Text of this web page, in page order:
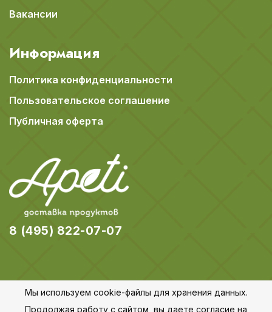
Вакансии
Информация
Политика конфиденциальности
Пользовательское соглашение
Публичная оферта
8 (495) 822-07-07
© 2018-2026 Apeti.ru,Карта сайта
Мы используем cookie-файлы для хранения данных.
Продолжая работу с сайтом, вы даете согласие на